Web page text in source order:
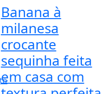
Banana à
milanesa
crocante
sequinha feita
em casa com